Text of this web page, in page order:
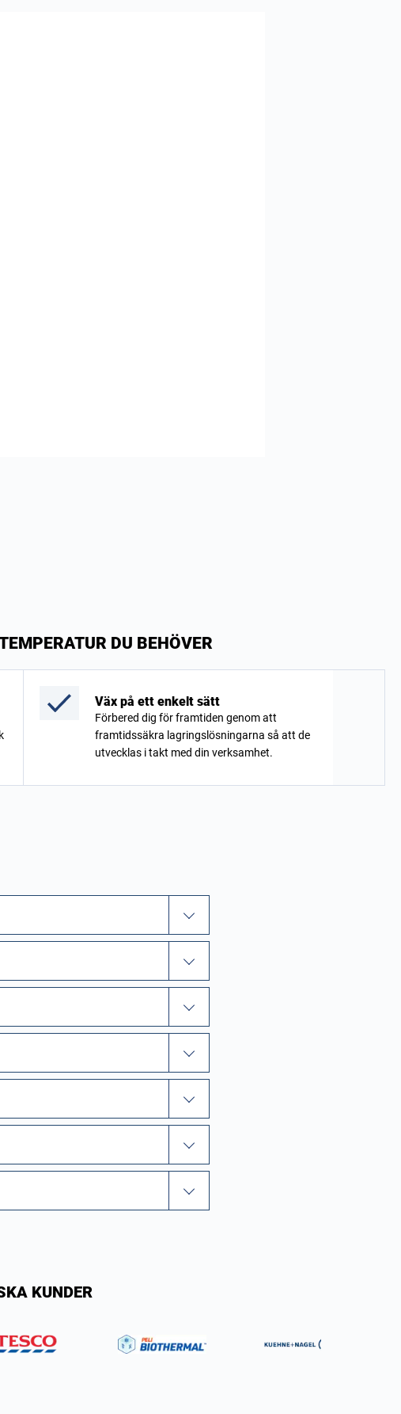
DU BEHÖVER
Väx på ett enkelt sätt
Förbered dig för framtiden genom att
framtidssäkra lagringslösningarna så att de
utvecklas i takt med din verksamhet.
KUNDER